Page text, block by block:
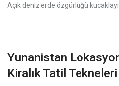
Açık denizlerde özgürlüğü
Yunanistan
Kiralık Tatil Tekneleri